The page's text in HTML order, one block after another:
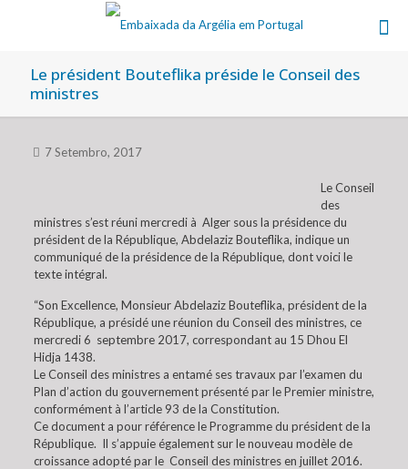
Le président Bouteflika préside le Conseil des
ministres
7 Setembro, 2017
Le Conseil
des
ministres s’est réuni mercredi à Alger sous la présidence du
président de la République, Abdelaziz Bouteflika, indique un
communiqué de la présidence de la République, dont voici le
texte intégral.
“Son Excellence, Monsieur Abdelaziz Bouteflika, président de la
République, a présidé une réunion du Conseil des ministres, ce
mercredi 6 septembre 2017, correspondant au 15 Dhou El
Hidja 1438.
Le Conseil des ministres a entamé ses travaux par l’examen du
Plan d’action du gouvernement présenté par le Premier ministre,
conformément à l’article 93 de la Constitution.
Ce document a pour référence le Programme du président de la
République. Il s’appuie également sur le nouveau modèle de
croissance adopté par le Conseil des ministres en juillet 2016.